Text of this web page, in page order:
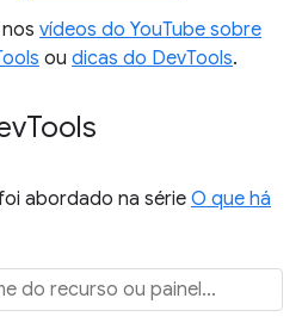
vídeos do YouTube sobre
ou dicas do DevTools.
Tools
abordado na série O que há